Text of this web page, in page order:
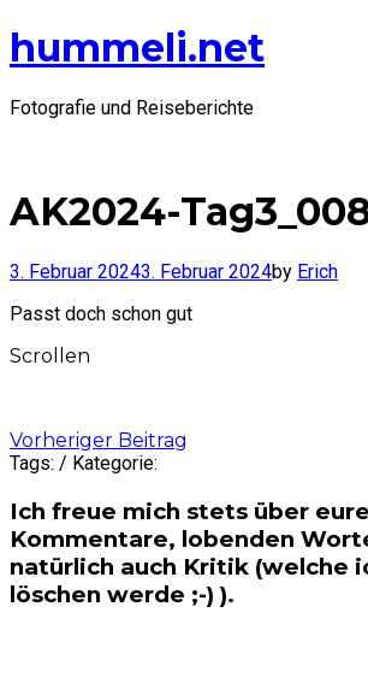
hummeli.net
Fotografie und Reiseberichte
AK2024-
3. Februar 20243. Februar 2024by Erich
Passt doch schon gut
Scrollen
Post
navigation
Vorheriger Beitrag
Tags: / Kategorie:
Ich freue mich stets über eure
Kommentare, lobenden
natürlich auch Kritik (welche
löschen werde ;-) ).